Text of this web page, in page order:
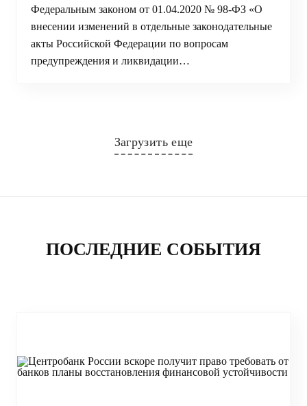
Федеральным законом от 01.04.2020 № 98-ФЗ «О
внесении изменений в отдельные законодательные
акты Российской Федерации по вопросам
предупреждения и ликвидации…
Загрузить еще
ПОСЛЕДНИЕ СОБЫТИЯ